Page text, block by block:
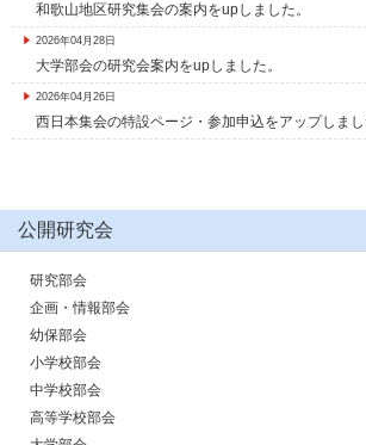
和歌山地区研究集会の案内をupしました。
2026年04月28日
大学部会の研究会案内をupしました。
2026年04月26日
西日本集会の特設ページ・参加申込をアップしまし
公開研究会
研究部会
企画・情報部会
幼保部会
小学校部会
中学校部会
高等学校部会